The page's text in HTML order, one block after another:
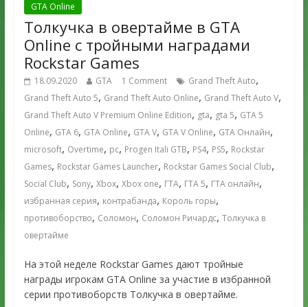
GTA Online
Толкучка в овертайме в GTA
Online с тройными наградами
Rockstar Games
18.09.2020 GTA 1 Comment Grand Theft Auto,
Grand Theft Auto 5, Grand Theft Auto Online, Grand Theft Auto V,
Grand Theft Auto V Premium Online Edition, gta, gta 5, GTA 5
Online, GTA 6, GTA Online, GTA V, GTA V Online, GTA Онлайн,
microsoft, Overtime, pc, Progen Itali GTB, PS4, PS5, Rockstar
Games, Rockstar Games Launcher, Rockstar Games Social Club,
Social Club, Sony, Xbox, Xbox one, ГТА, ГТА 5, ГТА онлайн,
избранная серия, контрабанда, Король горы,
противоборство, Соломон, Соломон Ричардс, Толкучка в
овертайме
На этой неделе Rockstar Games дают тройные
награды игрокам GTA Online за участие в избранной
серии противоборств Толкучка в овертайме.